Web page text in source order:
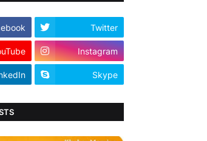
Twitter
Instagram
Skype